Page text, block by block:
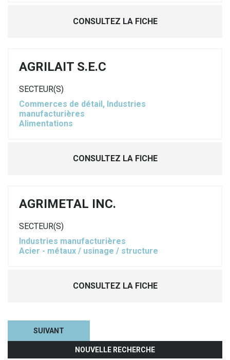
CONSULTEZ LA FICHE
AGRILAIT S.E.C
SECTEUR(S)
Commerces de détail, Industries
manufacturières
Alimentations
CONSULTEZ LA FICHE
AGRIMETAL INC.
SECTEUR(S)
Industries manufacturières
Acier - métaux / usinage / structure
CONSULTEZ LA FICHE
SUIVANT
NOUVELLE RECHERCHE